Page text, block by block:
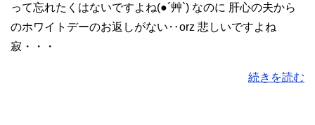
って忘れたくはないですよね(●´艸`) なのに 肝心の夫から
のホワイトデーのお返しがない‥orz 悲しいですよね
寂・・・
続きを読む